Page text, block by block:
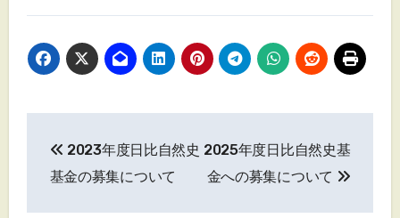
稿
2023年度日比自然史
基金の募集について
2025年度日比自然史基
金への募集について